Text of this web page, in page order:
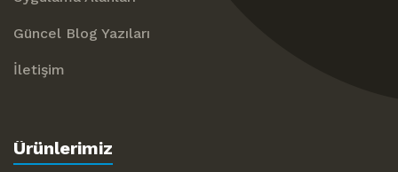
Güncel Blog Yazıları
İletişim
Ürünlerimiz